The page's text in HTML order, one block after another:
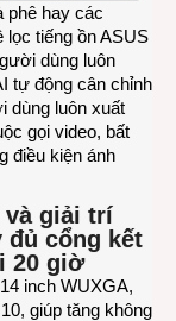
phê hay các
lọc tiếng ồn ASUS
dùng luôn
tự động cân chỉnh
dùng luôn xuất
gọi video, bất
điều kiện ánh
và giải trí
cổng kết
20 giờ
inch WUXGA,
giúp tăng không